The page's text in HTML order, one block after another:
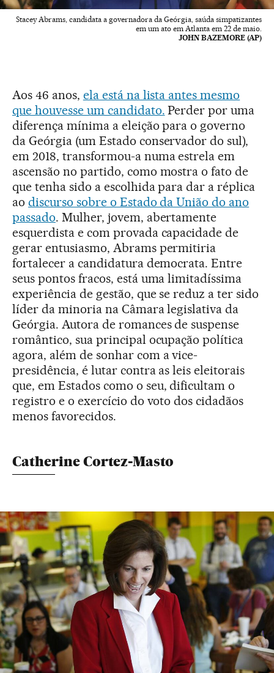
Stacey Abrams, candidata a governadora da Geórgia, saúda simpatizantes
em um ato em Atlanta em 22 de maio.
JOHN BAZEMORE (AP)
Aos 46 anos, ela está na lista antes mesmo
que houvesse um candidato. Perder por uma
diferença mínima a eleição para o governo
da Geórgia (um Estado conservador do sul),
em 2018, transformou-a numa estrela em
ascensão no partido, como mostra o fato de
que tenha sido a escolhida para dar a réplica
ao discurso sobre o Estado da União do ano
passado. Mulher, jovem, abertamente
esquerdista e com provada capacidade de
gerar entusiasmo, Abrams permitiria
fortalecer a candidatura democrata. Entre
seus pontos fracos, está uma limitadíssima
experiência de gestão, que se reduz a ter sido
líder da minoria na Câmara legislativa da
Geórgia. Autora de romances de suspense
romântico, sua principal ocupação política
agora, além de sonhar com a vice-
presidência, é lutar contra as leis eleitorais
que, em Estados como o seu, dificultam o
registro e o exercício do voto dos cidadãos
menos favorecidos.
Catherine Cortez-Masto